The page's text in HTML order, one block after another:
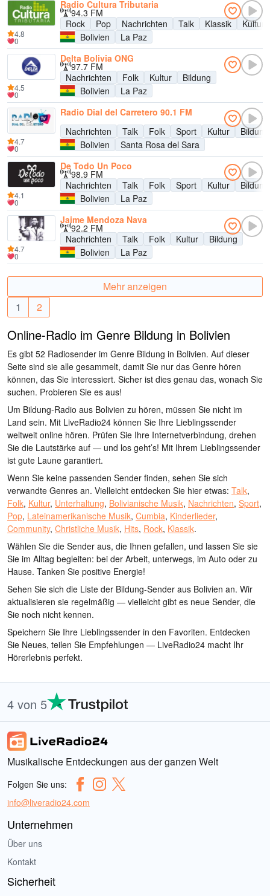
Radio Cultura Tributaria
94.3 FM
Rock
Pop Nachrichten Talk Klassik
Kultur
Bolivien
La Paz
4.8
0
Delta Bolivia ONG
97.7 FM
Nachrichten
Folk Kultur
Bildung
Bolivien
La Paz
4.5
0
Radio Dial del Carretero 90.1 FM
Nachrichten
Talk Folk Sport Kultur
Bildung
Bolivien
Santa Rosa del Sara
4.7
0
De Todo Un Poco
98.9 FM
Nachrichten
Talk Folk Sport Kultur
Bildung
Bolivien
La Paz
4.1
0
Jaime Mendoza Nava
92.2 FM
Nachrichten
Talk Folk Kultur
Bildung
Bolivien
La Paz
4.7
0
Mehr anzeigen
1
2
Online-Radio im Genre Bildung in Bolivien
Es gibt 52 Radiosender im Genre Bildung in Bolivien. Auf dieser
Seite sind sie alle gesammelt, damit Sie nur das Genre hören
können, das Sie interessiert. Sicher ist dies genau das, wonach Sie
suchen. Probieren Sie es aus!
Um Bildung-Radio aus Bolivien zu hören, müssen Sie nicht im
Land sein. Mit LiveRadio24 können Sie Ihre Lieblingssender
weltweit online hören. Prüfen Sie Ihre Internetverbindung, drehen
Sie die Lautstärke auf — und los geht’s! Mit Ihrem Lieblingssender
ist gute Laune garantiert.
Wenn Sie keine passenden Sender finden, sehen Sie sich
verwandte Genres an. Vielleicht entdecken Sie hier etwas: Talk,
Folk, Kultur, Unterhaltung, Bolivianische Musik, Nachrichten, Sport,
Pop, Lateinamerikanische Musik, Cumbia, Kinderlieder,
Community, Christliche Musik, Hits, Rock, Klassik.
Wählen Sie die Sender aus, die Ihnen gefallen, und lassen Sie sie
Sie im Alltag begleiten: bei der Arbeit, unterwegs, im Auto oder zu
Hause. Tanken Sie positive Energie!
Sehen Sie sich die Liste der Bildung-Sender aus Bolivien an. Wir
aktualisieren sie regelmäßig — vielleicht gibt es neue Sender, die
Sie noch nicht kennen.
Speichern Sie Ihre Lieblingssender in den Favoriten. Entdecken
Sie Neues, teilen Sie Empfehlungen — LiveRadio24 macht Ihr
Hörerlebnis perfekt.
4 von 5
Musikalische Entdeckungen aus der ganzen Welt
Folgen Sie uns:
info@liveradio24.com
Unternehmen
Über uns
Kontakt
Sicherheit